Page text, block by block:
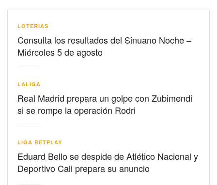
LOTERIAS
Consulta los resultados del Sinuano Noche –
Miércoles 5 de agosto
LALIGA
Real Madrid prepara un golpe con Zubimendi
si se rompe la operación Rodri
LIGA BETPLAY
Eduard Bello se despide de Atlético Nacional y
Deportivo Cali prepara su anuncio